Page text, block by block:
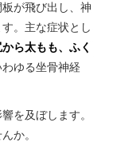
が飛び出し、神
。主な症状とし
から太もも、ふく
わゆる坐骨神経
を及ぼします。
か。